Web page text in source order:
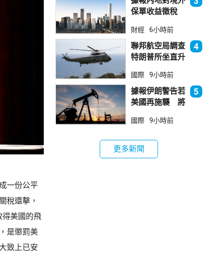
一份公平
稅還擊，
得美國的飛
是懲罰美
致上已安
保單收益徵稅
倫敦股價急跌
財經 6小時前
聯邦航空局調查
特朗普所坐直升
全事件
4
國際 9小時前
據報伊朗警告若
美國再施襲 將
能源設施
5
國際 9小時前
更多新聞